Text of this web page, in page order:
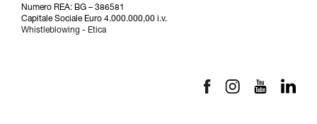
Numero REA: BG – 386581
Capitale Sociale Euro 4.000.000,00 i.v.
Whistleblowing - Etica